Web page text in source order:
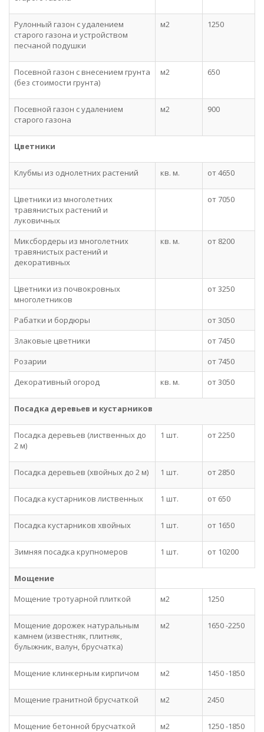
Рулонный газон с удалением
старого газона и устройством
песчаной подушки
м2 1250
Посевной газон с внесением грунта
(без стоимости грунта)
м2 650
Посевной газон с удалением
старого газона
м2 900
Цветники
Клубмы из однолетних растений кв. м. от 4650
Цветники из многолетних
травянистых растений и
луковичных
от 7050
Миксбордеры из многолетних
травянистых растений и
декоративных
кв. м. от 8200
Цветники из почвокровных
многолетников
от 3250
Рабатки и бордюры
от 3050
Злаковые цветники
от 7450
Розарии
от 7450
Декоративный огород
кв. м. от 3050
Посадка деревьев и кустарников
Посадка деревьев (лиственных до
2 м)
1 шт. от 2250
Посадка деревьев (хвойных до 2 м) 1 шт. от 2850
Посадка кустарников лиственных 1 шт. от 650
Посадка кустарников хвойных 1 шт. от 1650
Зимняя посадка крупномеров 1 шт. от 10200
Мощение
Мощение тротуарной плиткой
м2 1250
Мощение дорожек натуральным
камнем (известняк, плитняк,
булыжник, валун, брусчатка)
м2 1650 -2250
Мощение клинкерным кирпичом м2 1450 -1850
Мощение гранитной брусчаткой м2 2450
Мощение бетонной брусчаткой м2 1250 -1850